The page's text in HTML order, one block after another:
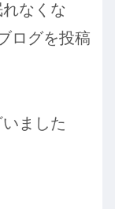
なくな
ログを投稿
ました